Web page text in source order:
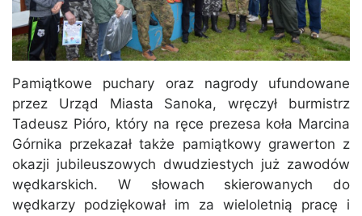
Pamiątkowe puchary oraz nagrody ufundowane
przez Urząd Miasta Sanoka, wręczył burmistrz
Tadeusz Pióro, który na ręce prezesa koła Marcina
Górnika przekazał także pamiątkowy grawerton z
okazji jubileuszowych dwudziestych już zawodów
wędkarskich. W słowach skierowanych do
wędkarzy podziękował im za wieloletnią pracę i